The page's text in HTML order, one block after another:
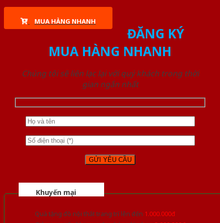
MUA HÀNG NHANH
ĐĂNG KÝ
MUA HÀNG NHANH
Chúng tôi sẽ liên lạc lại với quý khách trong thời
gian ngắn nhất
Khuyến mại
Quà tặng đồ nội thất trang trí lên đến 1.000.000đ